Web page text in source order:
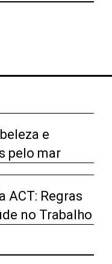
e
pelo mar
ACT: Regras
no Trabalho